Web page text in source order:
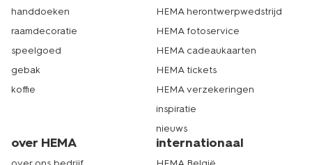
handdoeken
raamdecoratie
speelgoed
gebak
koffie
HEMA herontwerpwedstrijd
HEMA fotoservice
HEMA cadeaukaarten
HEMA tickets
HEMA verzekeringen
inspiratie
nieuws
over HEMA internationaal